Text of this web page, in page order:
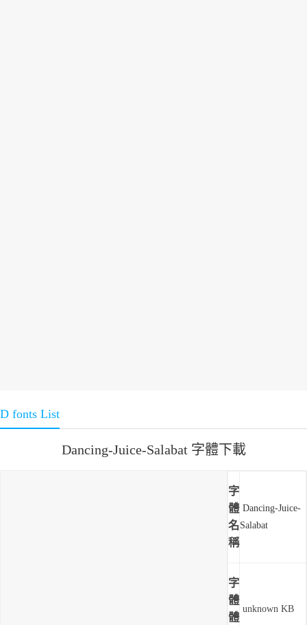
D fonts List
Dancing-Juice-Salabat 字體下載
字
體
名
稱
Dancing-Juice-
Salabat
字
體
體
unknown KB